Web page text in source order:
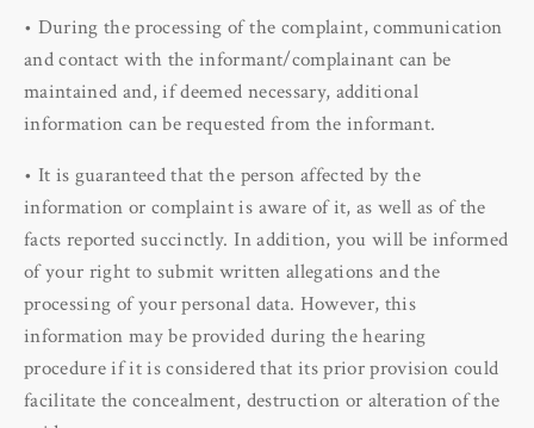
• During the processing of the complaint, communication
and contact with the informant/complainant can be
maintained and, if deemed necessary, additional
information can be requested from the informant.
• It is guaranteed that the person affected by the
information or complaint is aware of it, as well as of the
facts reported succinctly. In addition, you will be informed
of your right to submit written allegations and the
processing of your personal data. However, this
information may be provided during the hearing
procedure if it is considered that its prior provision could
facilitate the concealment, destruction or alteration of the